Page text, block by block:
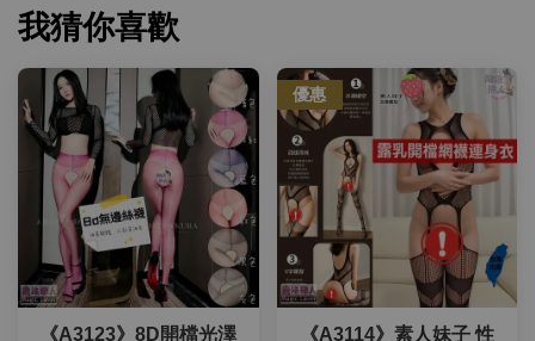
我猜你喜歡
《A3123》8D開檔光澤
優惠
《A3114》素人妹子 性